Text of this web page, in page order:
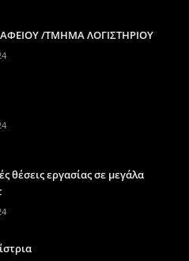
/ΤΜΗΜΑ ΛΟΓΙΣΤΗΡΙΟΥ
θέσεις εργασίας σε μεγάλα